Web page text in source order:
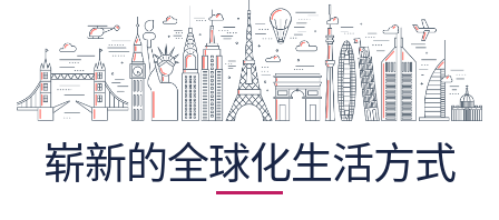
崭新的全球化生活方式